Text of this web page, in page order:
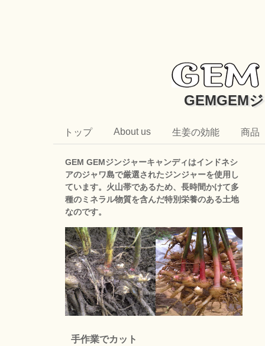
GEMGEM
トップ About us 生姜の効能 商品
GEM GEMジンジャーキャンディはインドネシ
アのジャワ島で厳選されたジンジャーを使用し
ています。火山帯であるため、長時間かけて多
種のミネラル物質を含んだ特別栄養のある土地
なのです。
手作業でカット